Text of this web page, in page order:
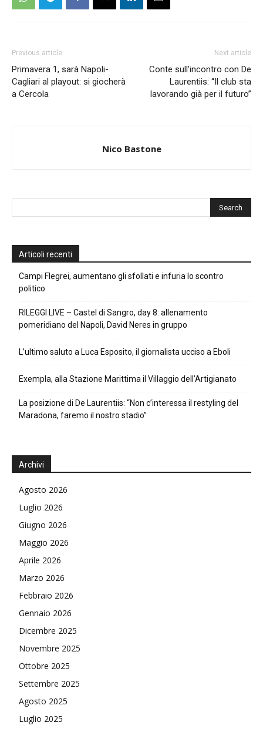
Previous article
Primavera 1, sarà Napoli-
Cagliari al playout: si giocherà
a Cercola
Next article
Conte sull’incontro con De
Laurentiis: “Il club sta
lavorando già per il futuro”
Nico Bastone
Articoli recenti
Campi Flegrei, aumentano gli sfollati e infuria lo scontro
politico
RILEGGI LIVE – Castel di Sangro, day 8: allenamento
pomeridiano del Napoli, David Neres in gruppo
L’ultimo saluto a Luca Esposito, il giornalista ucciso a Eboli
Exempla, alla Stazione Marittima il Villaggio dell’Artigianato
La posizione di De Laurentiis: “Non c’interessa il restyling del
Maradona, faremo il nostro stadio”
Archivi
Agosto 2026
Luglio 2026
Giugno 2026
Maggio 2026
Aprile 2026
Marzo 2026
Febbraio 2026
Gennaio 2026
Dicembre 2025
Novembre 2025
Ottobre 2025
Settembre 2025
Agosto 2025
Luglio 2025